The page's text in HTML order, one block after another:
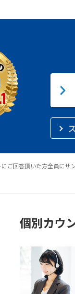
ご回答頂いた方全員にサ
個別カウ